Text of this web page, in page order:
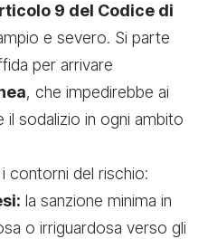
9 del Codice di
e severo. Si parte
per arrivare
, che impedirebbe ai
il sodalizio in ogni ambito
contorni del rischio:
la sanzione minima in
o irriguardosa verso gli